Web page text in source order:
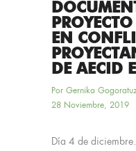
EN
DE AECID
Por Gernika
28 Noviembre, 2019
Día 4 de